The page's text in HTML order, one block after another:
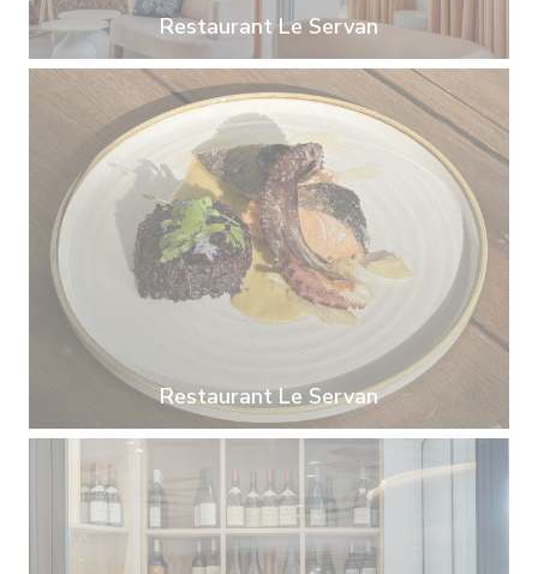
Restaurant Le Servan
Restaurant Le Servan